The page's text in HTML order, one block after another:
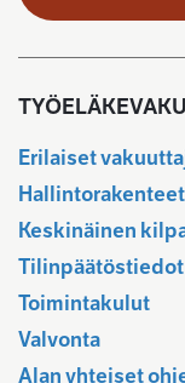
Erilaiset
Hallintorakenteet
Keskinäinen
Tilinpäätöstiedot
Toimintakulut
Valvonta
Alan yhteiset